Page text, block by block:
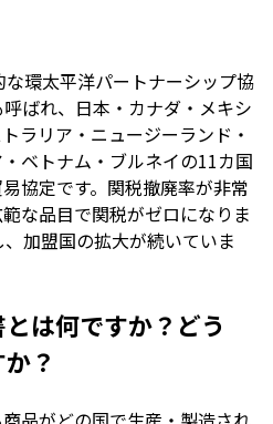
環太平洋パートナーシップ協
ばれ、日本・カナダ・メキシ
ラリア・ニュージーランド・
ベトナム・ブルネイの11カ国
協定です。関税撤廃率が非常
な品目で関税がゼロになりま
加盟国の拡大が続いていま
は何ですか？どう
？